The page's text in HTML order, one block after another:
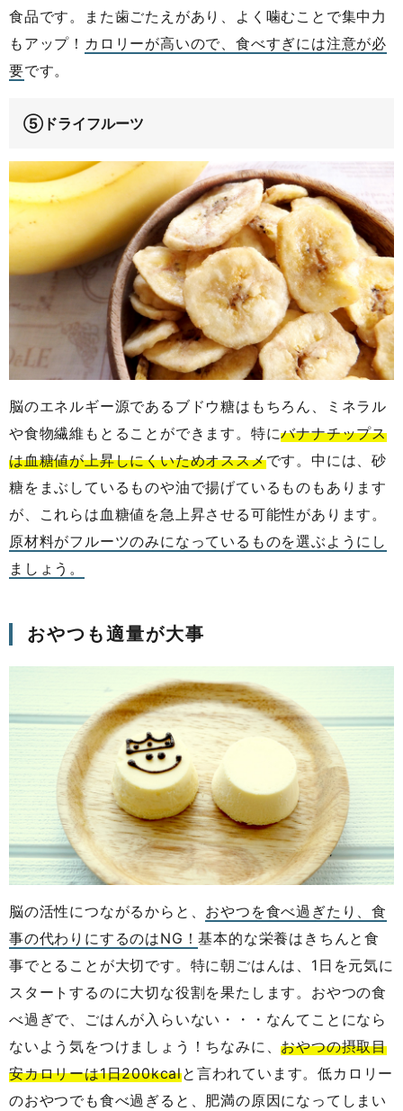
食品です。また歯ごたえがあり、よく噛むことで集中力
もアップ！ カロリーが高いので、食べすぎには注意が必
要です。
⑤ドライフルーツ
脳のエネルギー源であるブドウ糖はもちろん、ミネラル
や食物繊維もとることができます。特にバナナチップス
は血糖値が上昇しにくいためオススメです。中には、砂
糖をまぶしているものや油で揚げているものもあります
が、これらは血糖値を急上昇させる可能性があります。
原材料がフルーツのみになっているものを選ぶようにし
ましょう。
おやつも適量が大事
脳の活性につながるからと、 おやつを食べ過ぎたり、食
事の代わりにするのはNG！基本的な栄養はきちんと食
事でとることが大切です。特に朝ごはんは、1日を元気に
スタートするのに大切な役割を果たします。おやつの食
べ過ぎで、ごはんが入らいない・・・なんてことになら
ないよう気をつけましょう！ちなみに、おやつの摂取目
安カロリーは1日200kcalと言われています。低カロリー
のおやつでも食べ過ぎると、肥満の原因になってしまい